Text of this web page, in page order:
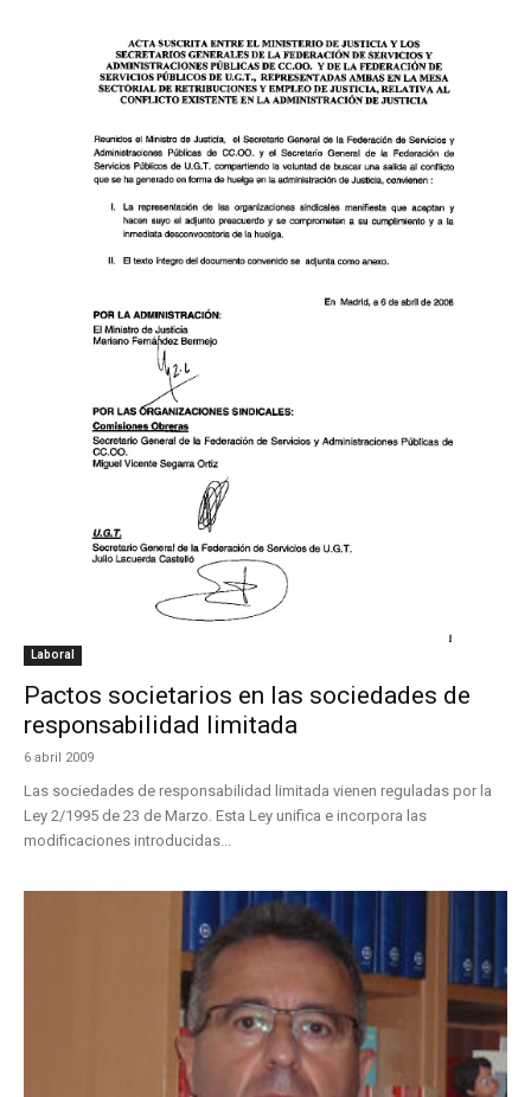
Laboral
Pactos societarios en las sociedades de
responsabilidad limitada
6 abril 2009
Las sociedades de responsabilidad limitada vienen reguladas por la
Ley 2/1995 de 23 de Marzo. Esta Ley unifica e incorpora las
modificaciones introducidas...